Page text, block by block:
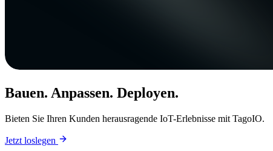
Bauen. Anpassen. Deployen.
Bieten Sie Ihren Kunden herausragende IoT-Erlebnisse mit TagoIO.
Jetzt loslegen